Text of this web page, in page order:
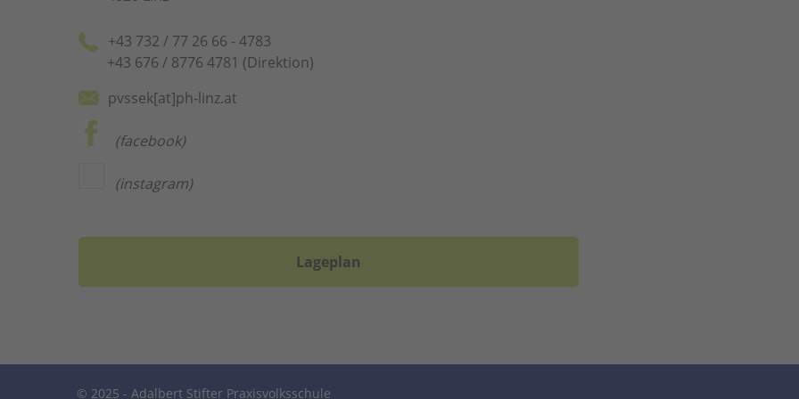
+43 732 / 77 26 66 - 4783
+43 676 / 8776 4781 (Direktion)
pvssek[at]ph-linz.at
(facebook)
(instagram)
Lageplan
© 2025 - Adalbert Stifter Praxisvolksschule